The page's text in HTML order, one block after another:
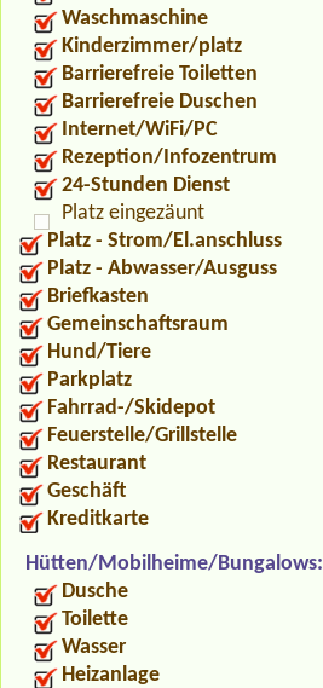
Waschmaschine
Kinderzimmer/platz
Barrierefreie Toiletten
Barrierefreie Duschen
Internet/WiFi/PC
Rezeption/Infozentrum
24-Stunden Dienst
Platz eingezäunt
Platz - Strom/El.anschluss
Platz - Abwasser/Ausguss
Briefkasten
Gemeinschaftsraum
Hund/Tiere
Parkplatz
Fahrrad-/Skidepot
Feuerstelle/Grillstelle
Restaurant
Geschäft
Kreditkarte
Hütten/Mobilheime/Bungalows:
Dusche
Toilette
Wasser
Heizanlage